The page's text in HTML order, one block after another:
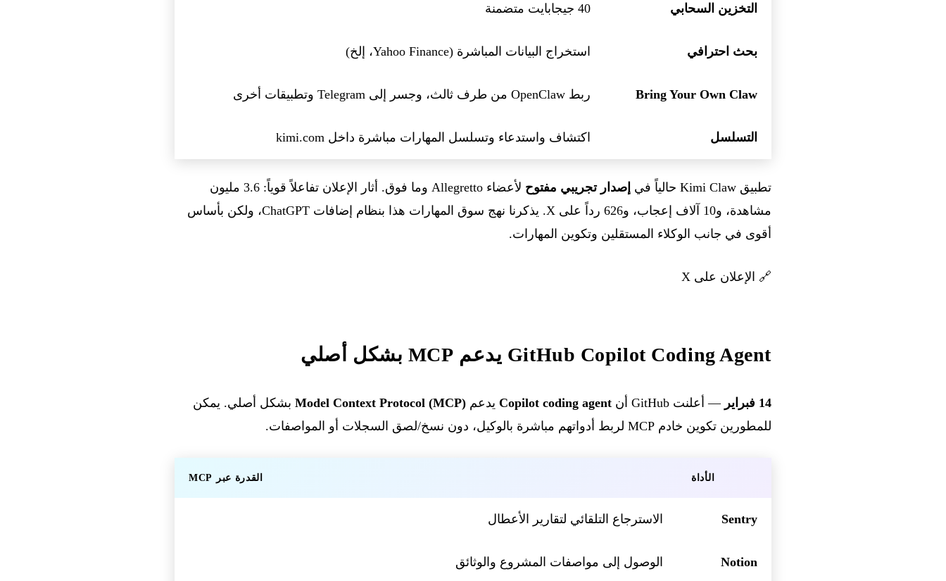
التخزين السحابي 40 جيجابايت متضمنة
بحث احترافي استخراج البيانات المباشرة (Yahoo Finance، إلخ)
Bring Your Own Claw ربط OpenClaw من طرف ثالث، وجسر إلى Telegram وتطبيقات أخرى
التسلسل اكتشاف واستدعاء وتسلسل المهارات مباشرة داخل kimi.com
تطبيق Kimi Claw حالياً في إصدار تجريبي مفتوح
لأعضاء Allegretto وما فوق. أثار الإعلان تفاعلاً قوياً: 3.6 مليون
مشاهدة، و10 آلاف إعجاب، و626 رداً على X. يذكرنا نهج سوق المهارات هذا بنظام إضافات ChatGPT، ولكن بأساس
أقوى في جانب الوكلاء المستقلين وتكوين المهارات.
🔗 الإعلان على X
GitHub Copilot Coding Agent يدعم MCP بشكل أصلي
14 فبراير — أعلنت GitHub أن Copilot coding agent يدعم Model Context Protocol (MCP) بشكل أصلي. يمكن
للمطورين تكوين خادم MCP لربط أدواتهم مباشرة بالوكيل، دون نسخ/لصق السجلات أو المواصفات.
الأداة القدرة عبر MCP
Sentry الاسترجاع التلقائي لتقارير الأعطال
Notion الوصول إلى مواصفات المشروع والوثائق